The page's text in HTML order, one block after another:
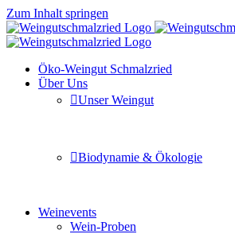
Zum Inhalt springen
Öko-Weingut Schmalzried
Über Uns
Unser Weingut
Biodynamie & Ökologie
Weinevents
Wein-Proben